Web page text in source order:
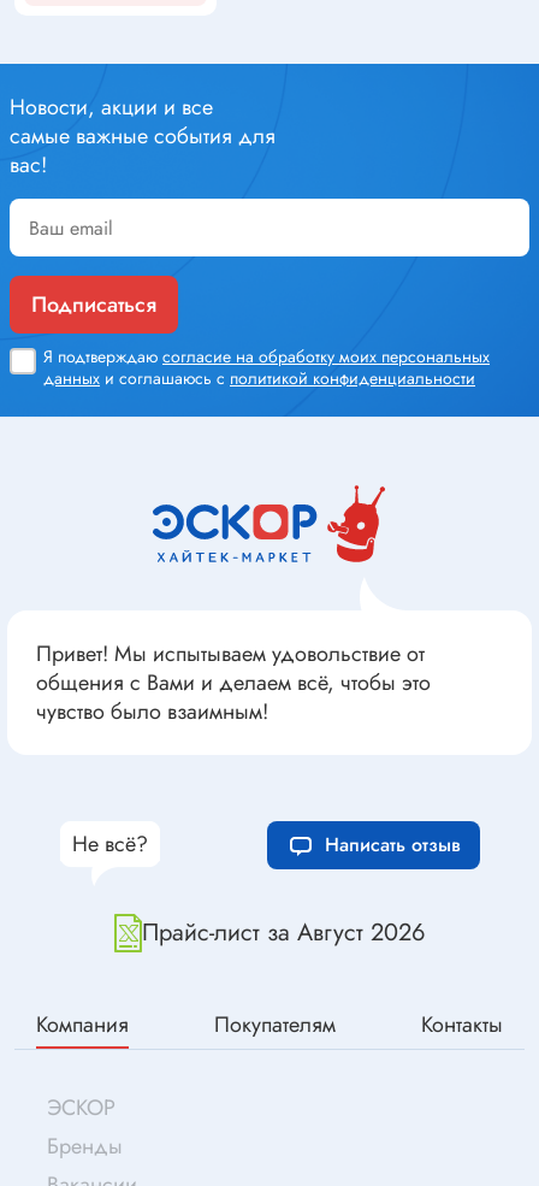
Новости, акции и все
самые важные события для
вас!
Подписаться
Я подтверждаю согласие на обработку моих персональных
данных и соглашаюсь с политикой конфиденциальности
Привет! Мы испытываем удовольствие от
общения с Вами и делаем всё, чтобы это
чувство было взаимным!
Прайс-лист за Август 2026
Не всё? Написать отзыв
Компания Покупателям Контакты
ЭСКОР
Бренды